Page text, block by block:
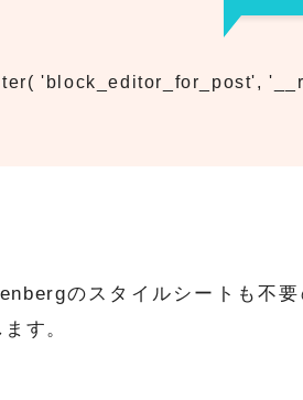
'block_editor_for_post',
のスタイルシートも不
す。